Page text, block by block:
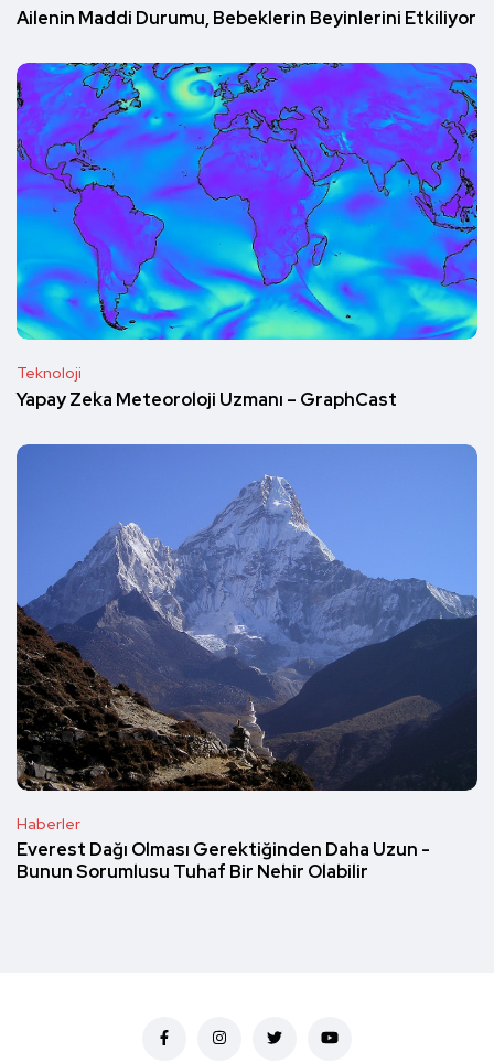
Ailenin Maddi Durumu, Bebeklerin Beyinlerini Etkiliyor
Teknoloji
Yapay Zeka Meteoroloji Uzmanı – GraphCast
Haberler
Everest Dağı Olması Gerektiğinden Daha Uzun -
Bunun Sorumlusu Tuhaf Bir Nehir Olabilir